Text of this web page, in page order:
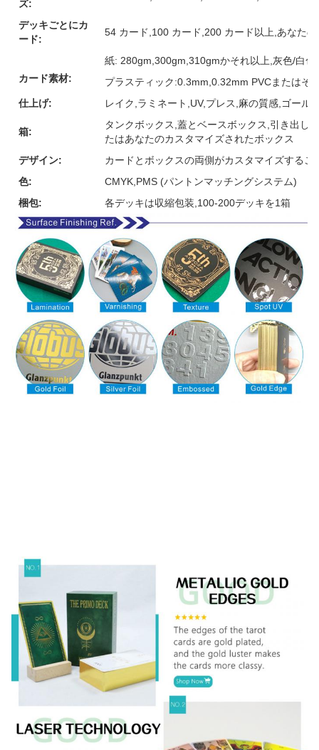
ズ:
デッキごとにカ
ード:
54 カード,100 カード,200 カード以上,あなた
カード素材:
紙: 280gm,300gm,310gmかそれ以上,灰色/白
プラスティック:0.3mm,0.32mm PVCまたはそ
仕上げ:
レイク,ラミネート,UV,プレス,麻の質感,ゴール
箱:
タンクボックス,蓋とベースボックス,引き出し
たはあなたのカスタマイズされたボックス
デザイン:
カードとボックスの両側がカスタマイズするこ
色:
CMYK,PMS (パントンマッチングシステム)
梱包:
各デッキは収縮包装,100-200デッキを1箱